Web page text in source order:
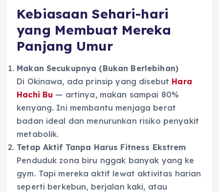
Kebiasaan Sehari-hari
yang Membuat Mereka
Panjang Umur
Makan Secukupnya (Bukan Berlebihan)
Di Okinawa, ada prinsip yang disebut Hara
Hachi Bu — artinya, makan sampai 80%
kenyang. Ini membantu menjaga berat
badan ideal dan menurunkan risiko penyakit
metabolik.
Tetap Aktif Tanpa Harus Fitness Ekstrem
Penduduk zona biru nggak banyak yang ke
gym. Tapi mereka aktif lewat aktivitas harian
seperti berkebun, berjalan kaki, atau